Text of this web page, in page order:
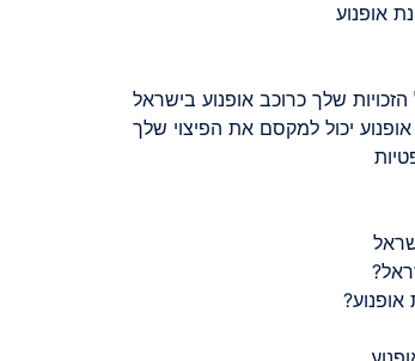
אופנוע
הזכויות שלך כרוכב אופנוע בישראל
אופנוע יכול למקסם את הפיצוי שלך